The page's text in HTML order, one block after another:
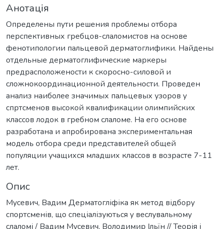
Анотація
Определены пути решения проблемы отбора
перспективных гребцов-слаломистов на основе
фенотипологии пальцевой дерматоглифики. Найдены
отдельные дерматоглифические маркеры
предрасположености к скоросно-силовой и
сложнокоординационной деятельности. Проведен
анализ наиболее значимых пальцевых узоров у
спртсменов высокой квалификации олимпийских
классов лодок в гребном слаломе. На его основе
разработана и апробирована экспериментальная
модель отбора среди представителей общей
популяции учащихся младших классов в возрасте 7-11
лет.
Опис
Мусевич, Вадим Дерматогліфіка як метод відбору
спортсменів, що спеціалізуються у веслувальному
слаломі / Вадим Мусевич, Володимир Ільїн // Теорія і